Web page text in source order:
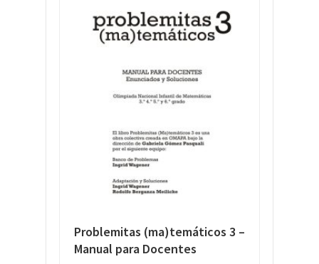
Problemitas (ma)temáticos 3 –
Manual para Docentes